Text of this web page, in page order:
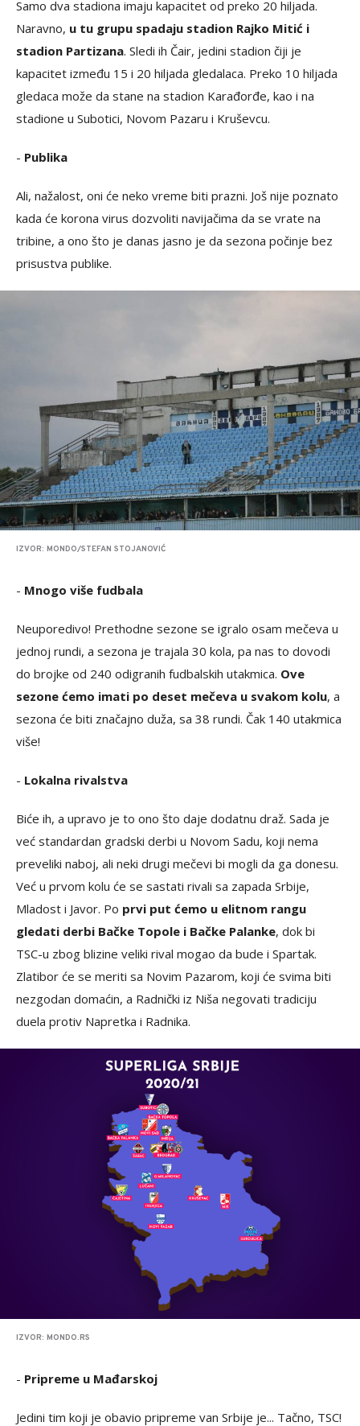
Samo dva stadiona imaju kapacitet od preko 20 hiljada.
Naravno, u tu grupu spadaju stadion Rajko Mitić i
stadion Partizana. Sledi ih Čair, jedini stadion čiji je
kapacitet između 15 i 20 hiljada gledalaca. Preko 10 hiljada
gledaca može da stane na stadion Karađorđe, kao i na
stadione u Subotici, Novom Pazaru i Kruševcu.
- Publika
Ali, nažalost, oni će neko vreme biti prazni. Još nije poznato
kada će korona virus dozvoliti navijačima da se vrate na
tribine, a ono što je danas jasno je da sezona počinje bez
prisustva publike.
IZVOR: MONDO/STEFAN STOJANOVIĆ
- Mnogo više fudbala
Neuporedivo! Prethodne sezone se igralo osam mečeva u
jednoj rundi, a sezona je trajala 30 kola, pa nas to dovodi
do brojke od 240 odigranih fudbalskih utakmica. Ove
sezone ćemo imati po deset mečeva u svakom kolu, a
sezona će biti značajno duža, sa 38 rundi. Čak 140 utakmica
više!
- Lokalna rivalstva
Biće ih, a upravo je to ono što daje dodatnu draž. Sada je
već standardan gradski derbi u Novom Sadu, koji nema
preveliki naboj, ali neki drugi mečevi bi mogli da ga donesu.
Već u prvom kolu će se sastati rivali sa zapada Srbije,
Mladost i Javor. Po prvi put ćemo u elitnom rangu
gledati derbi Bačke Topole i Bačke Palanke, dok bi
TSC-u zbog blizine veliki rival mogao da bude i Spartak.
Zlatibor će se meriti sa Novim Pazarom, koji će svima biti
nezgodan domaćin, a Radnički iz Niša negovati tradiciju
duela protiv Napretka i Radnika.
IZVOR: MONDO.RS
- Pripreme u Mađarskoj
Jedini tim koji je obavio pripreme van Srbije je... Tačno, TSC!